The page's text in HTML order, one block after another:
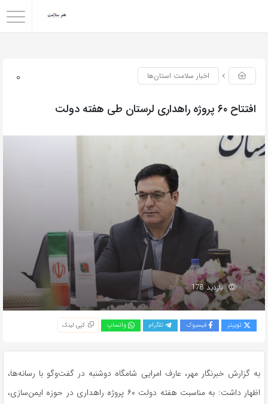
0 اخبار سلامت استان‌ها
افتتاح ۶۰ پروژه راهداری لرستان طی هفته دولت
بازدید 178
توییتر فیسبوک تلگرام واتساپ کپی لینک
به گزارش خبرنگار مهر، عارف امرایی شامگاه دوشنبه در گفت‌وگو با رسانه‌ها،
اظهار داشت: به مناسبت هفته دولت ۶۰ پروژه راهداری در حوزه ایمن‌سازی،